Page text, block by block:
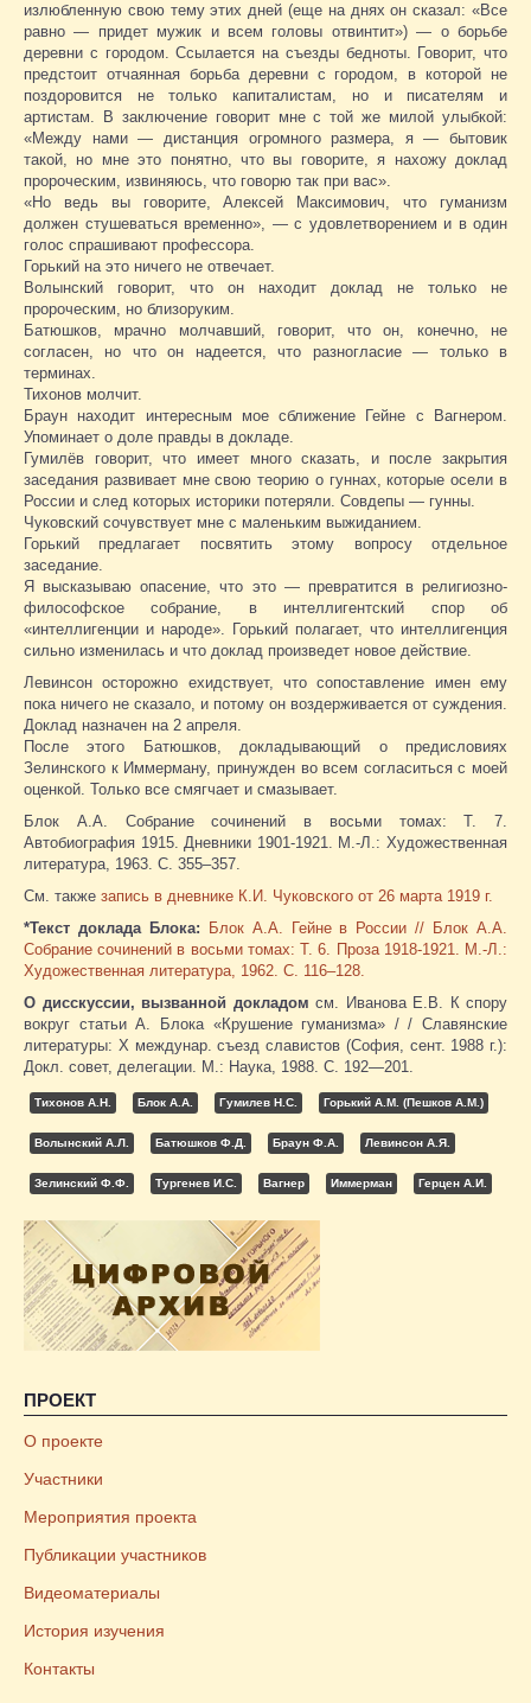
излюбленную свою тему этих дней (еще на днях он сказал: «Все
равно — придет мужик и всем головы отвинтит») — о борьбе
деревни с городом. Ссылается на съезды бедноты. Говорит, что
предстоит отчаянная борьба деревни с городом, в которой не
поздоровится не только капиталистам, но и писателям и
артистам. В заключение говорит мне с той же милой улыбкой:
«Между нами — дистанция огромного размера, я — бытовик
такой, но мне это понятно, что вы говорите, я нахожу доклад
пророческим, извиняюсь, что говорю так при вас».
«Но ведь вы говорите, Алексей Максимович, что гуманизм
должен стушеваться временно», — с удовлетворением и в один
голос спрашивают профессора.
Горький на это ничего не отвечает.
Волынский говорит, что он находит доклад не только не
пророческим, но близоруким.
Батюшков, мрачно молчавший, говорит, что он, конечно, не
согласен, но что он надеется, что разногласие — только в
терминах.
Тихонов молчит.
Браун находит интересным мое сближение Гейне с Вагнером.
Упоминает о доле правды в докладе.
Гумилёв говорит, что имеет много сказать, и после закрытия
заседания развивает мне свою теорию о гуннах, которые осели в
России и след которых историки потеряли. Совдепы — гунны.
Чуковский сочувствует мне с маленьким выжиданием.
Горький предлагает посвятить этому вопросу отдельное
заседание.
Я высказываю опасение, что это — превратится в религиозно-
философское собрание, в интеллигентский спор об
«интеллигенции и народе». Горький полагает, что интеллигенция
сильно изменилась и что доклад произведет новое действие.
Левинсон осторожно ехидствует, что сопоставление имен ему
пока ничего не сказало, и потому он воздерживается от суждения.
Доклад назначен на 2 апреля.
После этого Батюшков, докладывающий о предисловиях
Зелинского к Иммерману, принужден во всем согласиться с моей
оценкой. Только все смягчает и смазывает.
Блок А.А. Собрание сочинений в восьми томах: Т. 7.
Автобиография 1915. Дневники 1901-1921. М.-Л.: Художественная
литература, 1963. С. 355–357.
См. также запись в дневнике К.И. Чуковского от 26 марта 1919 г.
*Текст доклада Блока:
Блок А.А. Гейне в России // Блок А.А.
Собрание сочинений в восьми томах: Т. 6. Проза 1918-1921. М.-Л.:
Художественная литература, 1962. С. 116–128.
О дисскуссии, вызванной докладом см. Иванова Е.В. К спору
вокруг статьи А. Блока «Крушение гуманизма» / / Славянские
литературы: X междунар. съезд славистов (София, сент. 1988 г.):
Докл. совет, делегации. М.: Наука, 1988. С. 192—201.
Тихонов А.Н. Блок А.А. Гумилев Н.С. Горький А.М. (Пешков А.М.)
Волынский А.Л. Батюшков Ф.Д. Браун Ф.А. Левинсон А.Я.
Зелинский Ф.Ф. Тургенев И.С. Вагнер Иммерман Герцен А.И.
ПРОЕКТ
О проекте
Участники
Мероприятия проекта
Публикации участников
Видеоматериалы
История изучения
Контакты